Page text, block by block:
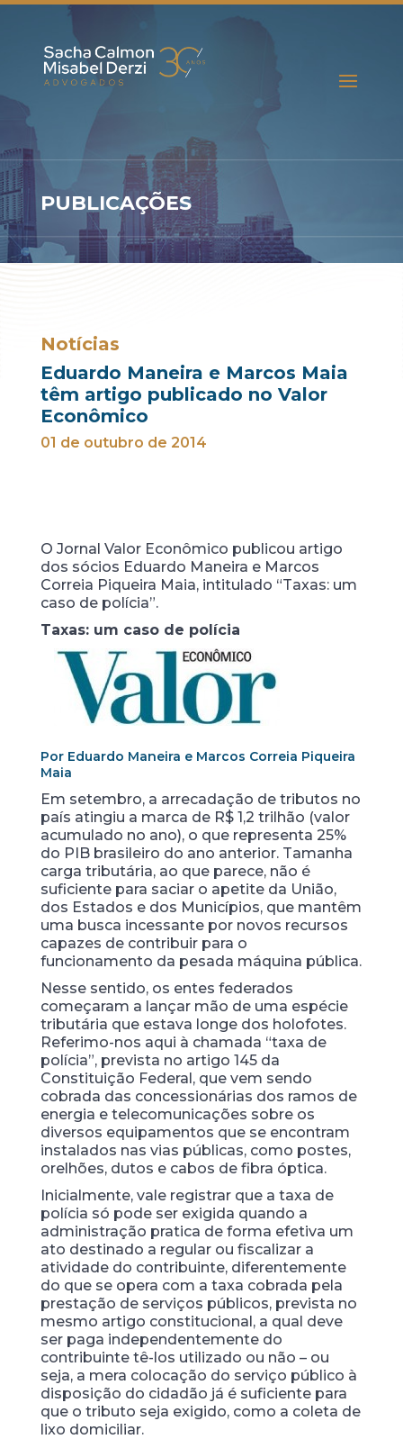
PUBLICAÇÕES
Notícias
Eduardo Maneira e Marcos Maia
têm artigo publicado no Valor
Econômico
01 de outubro de 2014
O Jornal Valor Econômico publicou artigo
dos sócios Eduardo Maneira e Marcos
Correia Piqueira Maia, intitulado “Taxas: um
caso de polícia”.
Taxas: um caso de polícia
Por Eduardo Maneira e Marcos Correia Piqueira
Maia
Em setembro, a arrecadação de tributos no
país atingiu a marca de R$ 1,2 trilhão (valor
acumulado no ano), o que representa 25%
do PIB brasileiro do ano anterior. Tamanha
carga tributária, ao que parece, não é
suficiente para saciar o apetite da União,
dos Estados e dos Municípios, que mantêm
uma busca incessante por novos recursos
capazes de contribuir para o
funcionamento da pesada máquina pública.
Nesse sentido, os entes federados
começaram a lançar mão de uma espécie
tributária que estava longe dos holofotes.
Referimo-nos aqui à chamada “taxa de
polícia”, prevista no artigo 145 da
Constituição Federal, que vem sendo
cobrada das concessionárias dos ramos de
energia e telecomunicações sobre os
diversos equipamentos que se encontram
instalados nas vias públicas, como postes,
orelhões, dutos e cabos de fibra óptica.
Inicialmente, vale registrar que a taxa de
polícia só pode ser exigida quando a
administração pratica de forma efetiva um
ato destinado a regular ou fiscalizar a
atividade do contribuinte, diferentemente
do que se opera com a taxa cobrada pela
prestação de serviços públicos, prevista no
mesmo artigo constitucional, a qual deve
ser paga independentemente do
contribuinte tê-los utilizado ou não – ou
seja, a mera colocação do serviço público à
disposição do cidadão já é suficiente para
que o tributo seja exigido, como a coleta de
lixo domiciliar.